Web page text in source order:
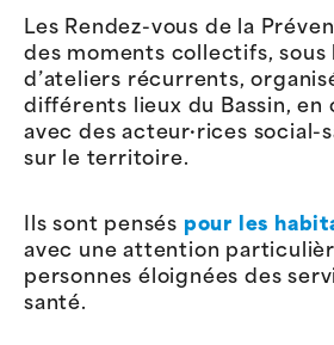
Les Rendez-vous de la
des moments collectifs, sous
d’ateliers récurrents,
différents lieux du Bassin, en
avec des acteur·rices social-
sur le territoire.
Ils sont pensés pour les
avec une attention
personnes éloignées des
santé.